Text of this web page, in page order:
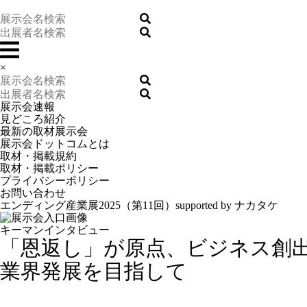
×
展示会速報
見どころ紹介
最新の取材展示会
展示会ドットコムとは
取材・掲載規約
取材・掲載ポリシー
プライバシーポリシー
お問い合わせ
エンディング産業展2025（第11回）supported by ナカタケ
キーマンインタビュー
「恩返し」が原点、ビジネス創
業界発展を目指して